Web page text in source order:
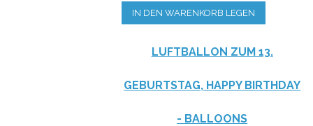
IN DEN WARENKORB LEGEN
LUFTBALLON ZUM 13.
GEBURTSTAG, HAPPY BIRTHDAY
- BALLOONS